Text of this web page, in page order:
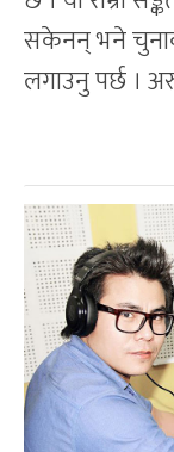
सकेनन् भने
लगाउनु पर्छ ।